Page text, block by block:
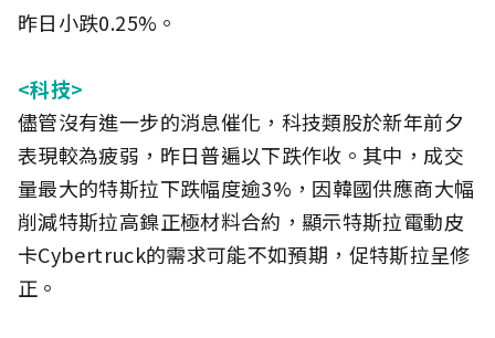
昨日小跌0.25%。
<科技>
儘管沒有進一步的消息催化，科技類股於新年前夕
表現較為疲弱，昨日普遍以下跌作收。其中，成交
量最大的特斯拉下跌幅度逾3%，因韓國供應商大幅
削減特斯拉高鎳正極材料合約，顯示特斯拉電動皮
卡Cybertruck的需求可能不如預期，促特斯拉呈修
正。